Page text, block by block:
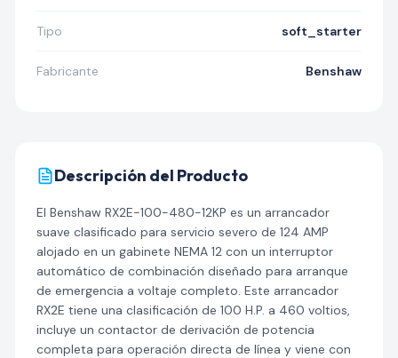
Tipo soft_starter
Fabricante Benshaw
Descripción del Producto
El Benshaw RX2E-100-480-12KP es un arrancador
suave clasificado para servicio severo de 124 AMP
alojado en un gabinete NEMA 12 con un interruptor
automático de combinación diseñado para arranque
de emergencia a voltaje completo. Este arrancador
RX2E tiene una clasificación de 100 H.P. a 460 voltios,
incluye un contactor de derivación de potencia
completa para operación directa de línea y viene con